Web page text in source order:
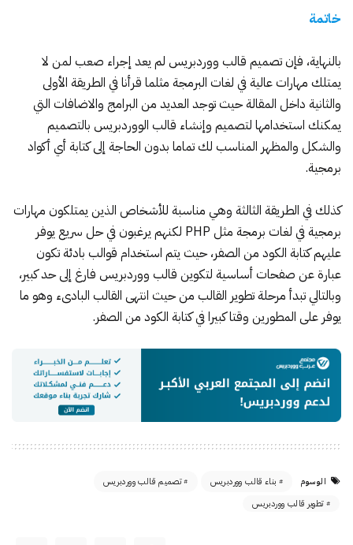
خاتمة
بالنهاية، فإن تصميم قالب ووردبريس لم يعد إجراء صعب لمن لا
يمتلك مهارات عالية في لغات البرمجة مثلما قرأنا في الطريقة الأولى
والثانية داخل المقالة حيث توجد العديد من البرامج والاضافات التي
يمكنك استخدامها لتصميم وإنشاء قالب الووردبريس بالتصميم
والشكل والمظهر المناسب لك تماما بدون الحاجة إلى كتابة أي أكواد
برمجية.
كذلك في الطريقة الثالثة وهي مناسبة للأشخاص الذين يمتلكون مهارات
برمجية في لغات برمجة مثل PHP لكنهم يرغبون في حل سريع يوفر
عليهم كتابة الكود من الصفر، حيث يتم استخدام قوالب بادئة تكون
عبارة عن صفحات أساسية لتكوين قالب ووردبريس فارغ إلى حد كبير،
وبالتالي تبدأ مرحلة تطوير القالب من حيث انتهى القالب البادىء وهو ما
يوفر على المطورين وقتا كبيرا في كتابة الكود من الصفر.
الوسوم بناء قالب ووردبريس
تصميم قالب ووردبريس
تطوير قالب ووردبريس